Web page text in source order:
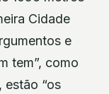
Cidade
e
tem”, como
estão “os